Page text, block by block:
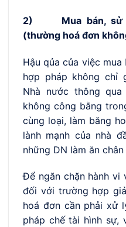
2)
Mua bán,
(thường hoá đơn
Hậu qủa của việc
hợp pháp không chỉ
Nhà nước thông
không công bằng
cùng loại, làm băng
lành mạnh của nhà
những DN làm ăn chân
Để ngăn chặn hành vi
đối với trường hợp
hoá đơn cần phải xử
pháp chế tài hình sự,